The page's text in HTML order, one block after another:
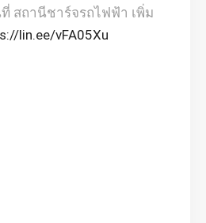
สถานีชาร์จรถไฟฟ้า เพิ่ม
lin.ee/vFA05Xu